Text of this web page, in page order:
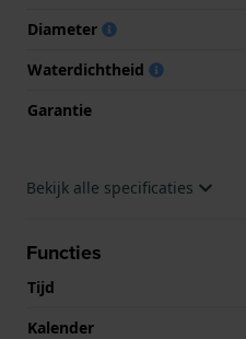
Diameter
Waterdichtheid
Garantie
Bekijk alle specificaties
Functies
Tijd
Kalender